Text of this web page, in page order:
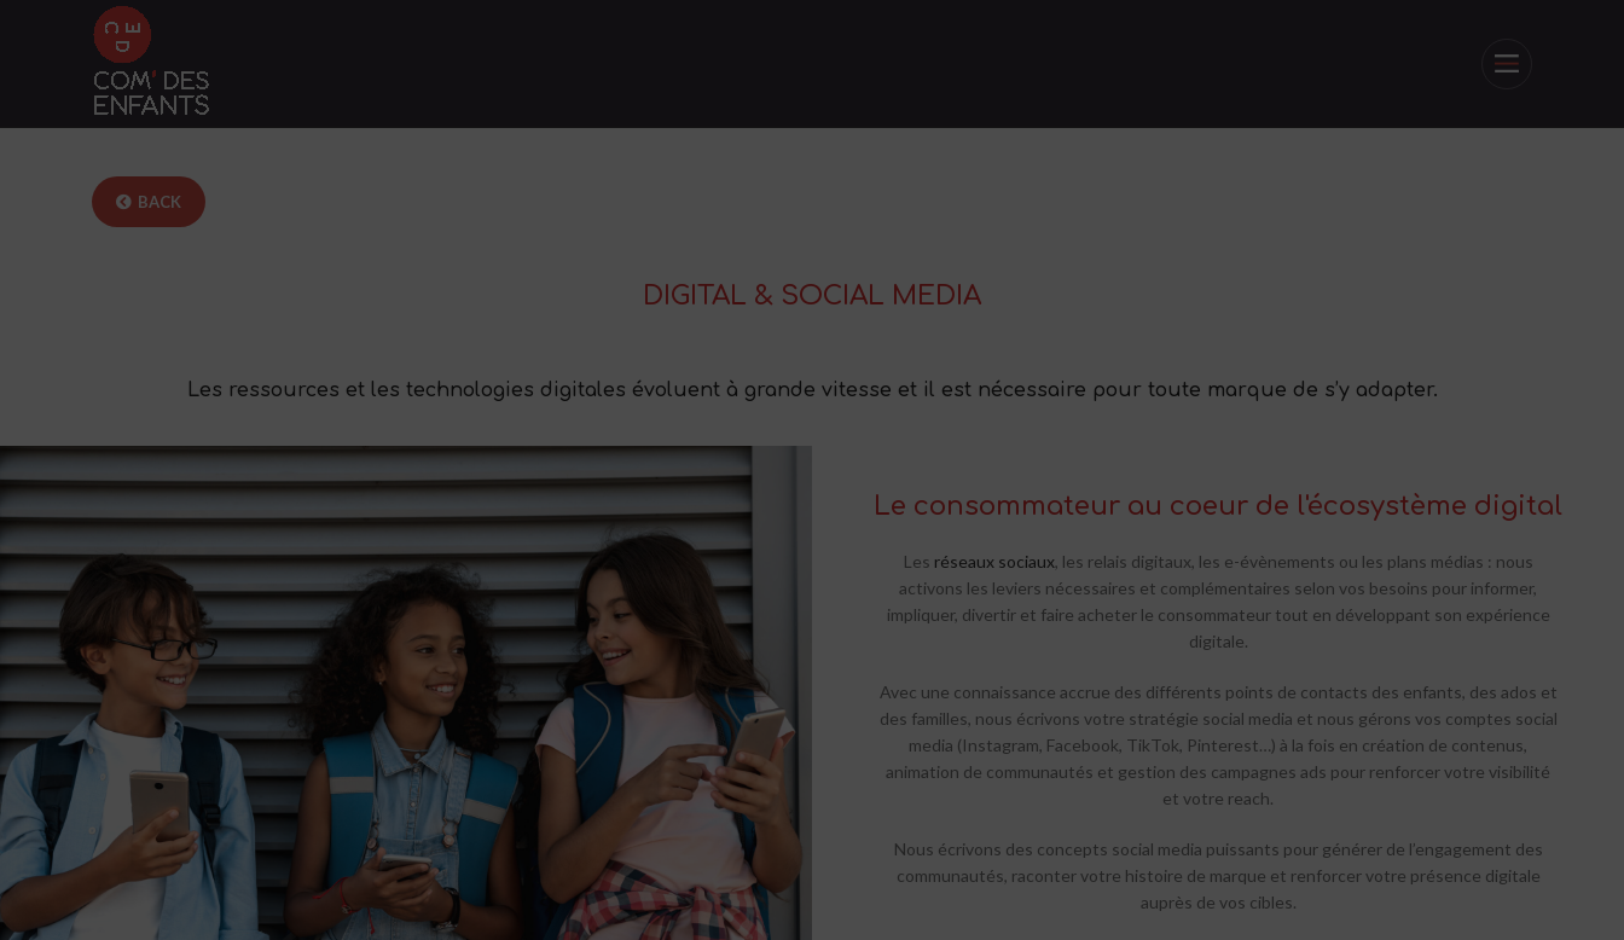
BACK
DIGITAL & SOCIAL MEDIA
Les ressources et les technologies digitales évoluent à grande vitesse et il est nécessaire pour toute marque de s’y adapter.
Le consommateur au coeur de l'écosystème digital
Les réseaux sociaux, les relais digitaux, les e-évènements ou les plans médias : nous
activons les leviers nécessaires et complémentaires selon vos besoins pour informer,
impliquer, divertir et faire acheter le consommateur tout en développant son expérience
digitale.
Avec une connaissance accrue des différents points de contacts des enfants, des ados et
des familles, nous écrivons votre stratégie social media et nous gérons vos comptes social
media (Instagram, Facebook, TikTok, Pinterest…) à la fois en création de contenus,
animation de communautés et gestion des campagnes ads pour renforcer votre visibilité
et votre reach.
Nous écrivons des concepts social media puissants pour générer de l’engagement des
communautés, raconter votre histoire de marque et renforcer votre présence digitale
auprès de vos cibles.